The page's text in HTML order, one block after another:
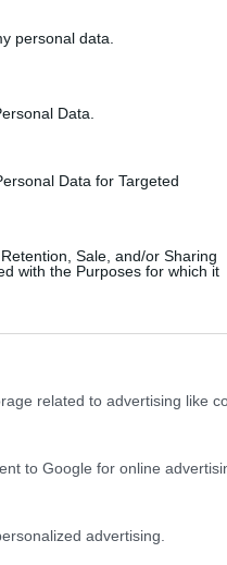
personal data.
Data.
Data for Targeted
Sale, and/or Sharing
with the Purposes for which it
related to advertising like
to Google for online
advertising.
ανησυχία
όπλων
το 2018
και του… λαού